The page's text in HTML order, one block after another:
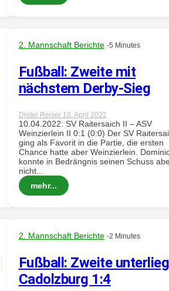
2. Mannschaft Berichte -5 Minutes
Fußball: Zweite mit
nächstem Derby-Sieg
Dieter Reiser 10. April 2022
10.04.2022: SV Raitersaich II – ASV
Weinzierlein II 0:1 (0:0) Der SV
ging als Favorit in die Partie, die ersten
Chance hatte aber Weinzierlein.
konnte in Bedrängnis seinen Schuss
nicht...
mehr...
2. Mannschaft Berichte -2 Minutes
Fußball: Zweite
Cadolzburg 1:4